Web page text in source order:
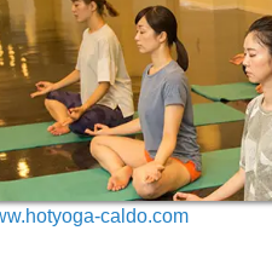
caldo.com